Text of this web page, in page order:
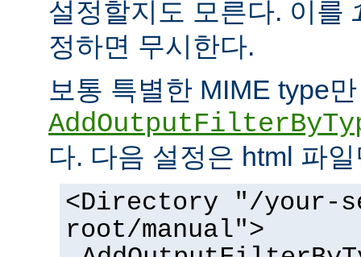
설정할지도 모른다. 이를
정하면 무시한다.
보통 특별한 MIME type
다. 다음 설정은 html 파
<Directory "/your-
root/manual">